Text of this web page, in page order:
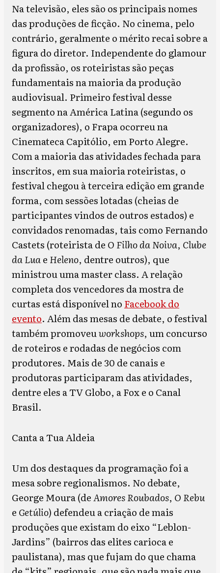
Na televisão, eles são os principais nomes
das produções de ficção. No cinema, pelo
contrário, geralmente o mérito recai sobre a
figura do diretor. Independente do glamour
da profissão, os roteiristas são peças
fundamentais na maioria da produção
audiovisual. Primeiro festival desse
segmento na América Latina (segundo os
organizadores), o Frapa ocorreu na
Cinemateca Capitólio, em Porto Alegre.
Com a maioria das atividades fechada para
inscritos, em sua maioria roteiristas, o
festival chegou à terceira edição em grande
forma, com sessões lotadas (cheias de
participantes vindos de outros estados) e
convidados renomadas, tais como Fernando
Castets (roteirista de O Filho da Noiva, Clube
da Luae Heleno, dentre outros), que
ministrou uma master class. A relação
completa dos vencedores da mostra de
curtas está disponível no Facebook do
evento. Além das mesas de debate, o festival
também promoveuworkshops, um concurso
de roteiros e rodadas de negócios com
produtores. Mais de 30 de canais e
produtoras participaram das atividades,
dentre eles a TV Globo, a Fox e o Canal
Brasil.
Canta a Tua Aldeia
Um dos destaques da programação foi a
mesa sobre regionalismos. No debate,
George Moura (deAmores Roubados, O Rebu
e Getúlio) defendeu a criação de mais
produções que existam do eixo “Leblon-
Jardins” (bairros das elites carioca e
paulistana), mas que fujam do que chama